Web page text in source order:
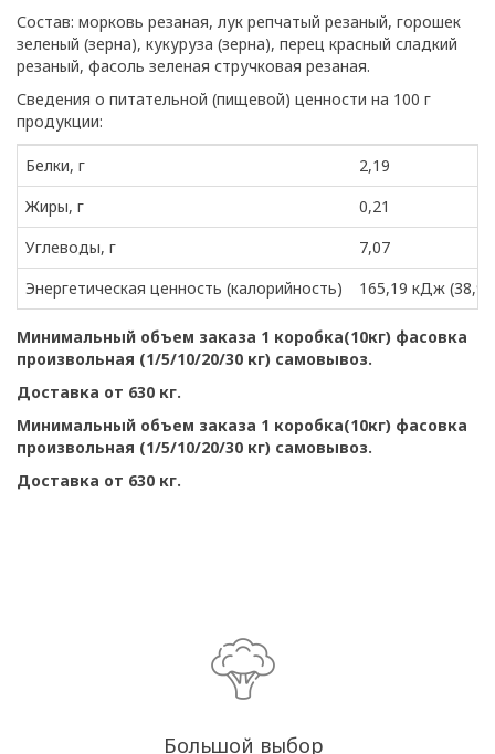
Состав: морковь резаная, лук репчатый резаный, горошек
зеленый (зерна), кукуруза (зерна), перец красный сладкий
резаный, фасоль зеленая стручковая резаная.
Сведения о питательной (пищевой) ценности на 100 г
продукции:
Белки, г
2,19
Жиры, г
0,21
Углеводы, г
7,07
Энергетическая ценность (калорийность)
165,19 кДж
Минимальный объем заказа 1 коробка(10кг) фасовка
произвольная (1/5/10/20/30 кг) самовывоз.
Доставка от 630 кг.
Минимальный объем заказа 1 коробка(10кг) фасовка
произвольная (1/5/10/20/30 кг) самовывоз.
Доставка от 630 кг.
Большой выбор